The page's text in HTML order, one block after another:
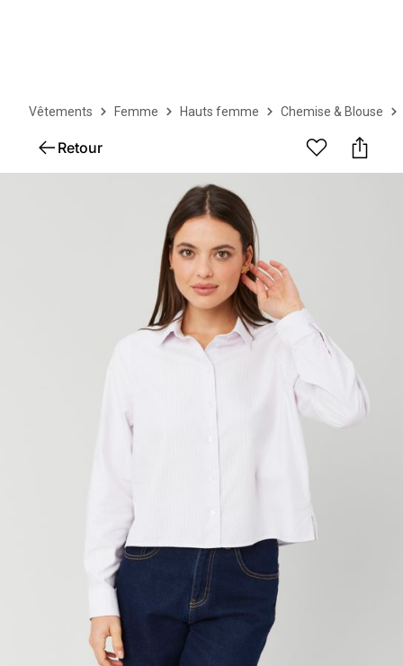
Vêtements Femme Hauts femme Chemise & Blouse
Retour